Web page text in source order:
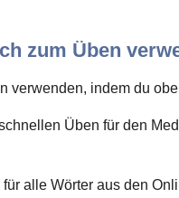
zum Üben
verwenden, indem du
Üben für den
alle Wörter aus den